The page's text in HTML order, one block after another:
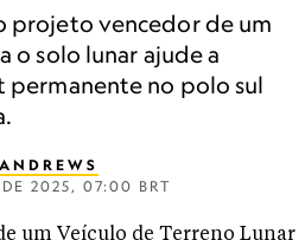
projeto vencedor de um
o solo lunar ajude a
permanente no polo sul
2025, 07:00 BRT